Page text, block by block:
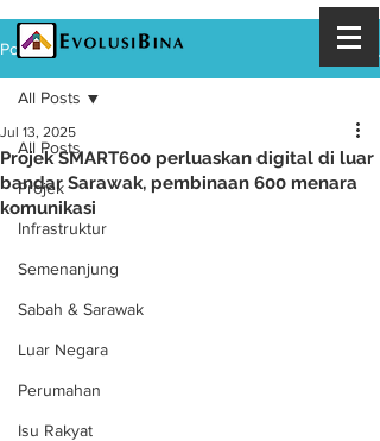
Post
All Posts
Projek
Infrastruktur
Semenanjung
Sabah & Sarawak
Luar Negara
Perumahan
Isu Rakyat
All Posts
Projek SMART600 perluaskan digital di luar
bandar Sarawak, pembinaan 600 menara
komunikasi
Jul 13, 2025